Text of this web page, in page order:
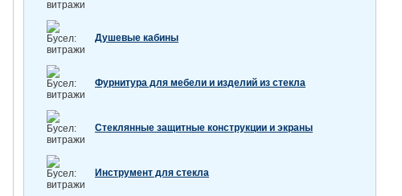
Душевые кабины
Фурнитура для мебели и изделий из стекла
Стеклянные защитные конструкции и экраны
Инструмент для стекла